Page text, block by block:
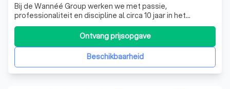
Bij de Wannéé Group werken we met passie,
professionaliteit en discipline al circa 10 jaar in het
veiligheidsdomein. We worden o.a. vertrouwd door
opdrachtgevers bij de Overheid en in het Onderwijs.
Beschikbaarheid
Ontvang prijsopgave